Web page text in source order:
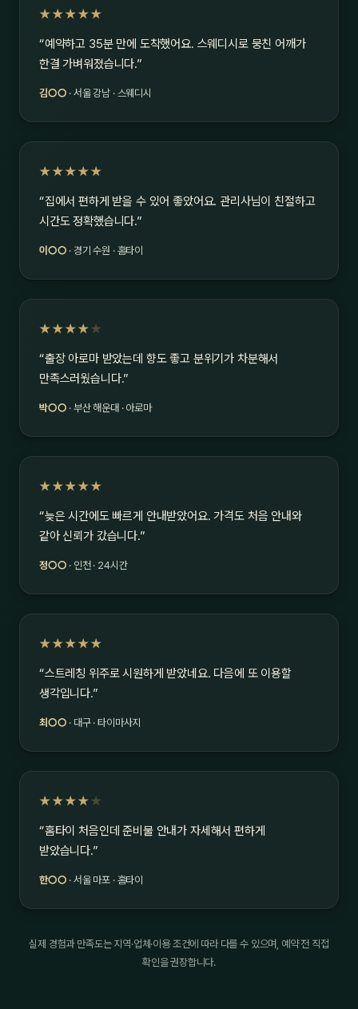
★★★★★
“예약하고 35분 만에 도착했어요. 스웨디시로 뭉친 어깨가
한결 가벼워졌습니다.”
김○○ · 서울 강남 · 스웨디시
★★★★★
“집에서 편하게 받을 수 있어 좋았어요. 관리사님이 친절하고
시간도 정확했습니다.”
이○○ · 경기 수원 · 홈타이
★★★★ ★
“출장 아로마 받았는데 향도 좋고 분위기가 차분해서
만족스러웠습니다.”
박○○ · 부산 해운대 · 아로마
★★★★★
“늦은 시간에도 빠르게 안내받았어요. 가격도 처음 안내와
같아 신뢰가 갔습니다.”
정○○ · 인천 · 24시간
★★★★★
“스트레칭 위주로 시원하게 받았네요. 다음에 또 이용할
생각입니다.”
최○○ · 대구 · 타이마사지
★★★★ ★
“홈타이 처음인데 준비물 안내가 자세해서 편하게
받았습니다.”
한○○ · 서울 마포 · 홈타이
실제 경험과 만족도는 지역·업체·이용 조건에 따라 다를 수 있으며, 예약 전 직접
확인을 권장합니다.